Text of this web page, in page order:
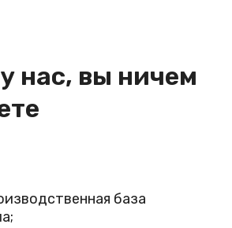
нас, вы ничем
база